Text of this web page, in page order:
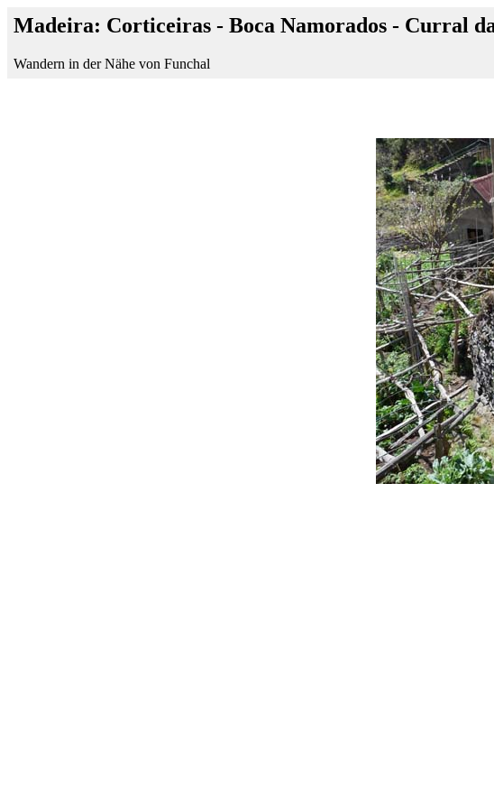
Madeira: Corticeiras - Boca Namorados - Curral
Wandern in der Nähe von Funchal